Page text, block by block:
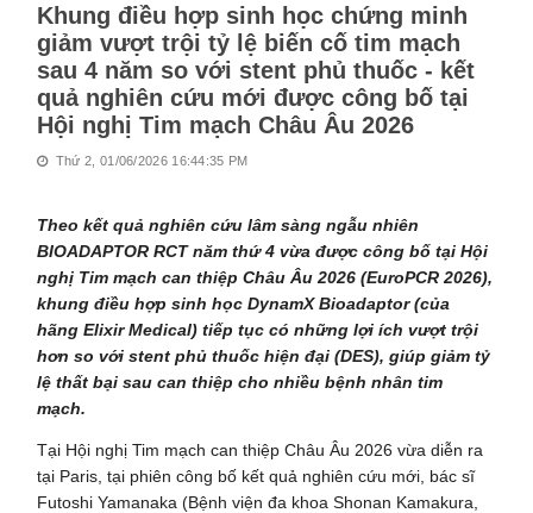
Khung điều hợp sinh học chứng minh
giảm vượt trội tỷ lệ biến cố tim mạch
sau 4 năm so với stent phủ thuốc - kết
quả nghiên cứu mới được công bố tại
Hội nghị Tim mạch Châu Âu 2026
Thứ 2, 01/06/2026 16:44:35 PM
Theo kết quả nghiên cứu lâm sàng ngẫu nhiên
BIOADAPTOR RCT năm thứ 4 vừa được công bố tại Hội
nghị Tim mạch can thiệp Châu Âu 2026 (EuroPCR 2026),
khung điều hợp sinh học DynamX Bioadaptor (của
hãng Elixir Medical) tiếp tục có những lợi ích vượt trội
hơn so với stent phủ thuốc hiện đại (DES), giúp giảm tỷ
lệ thất bại sau can thiệp cho nhiều bệnh nhân tim
mạch.
Tại Hội nghị Tim mạch can thiệp Châu Âu 2026 vừa diễn ra
tại Paris, tại phiên công bố kết quả nghiên cứu mới, bác sĩ
Futoshi Yamanaka (Bệnh viện đa khoa Shonan Kamakura,